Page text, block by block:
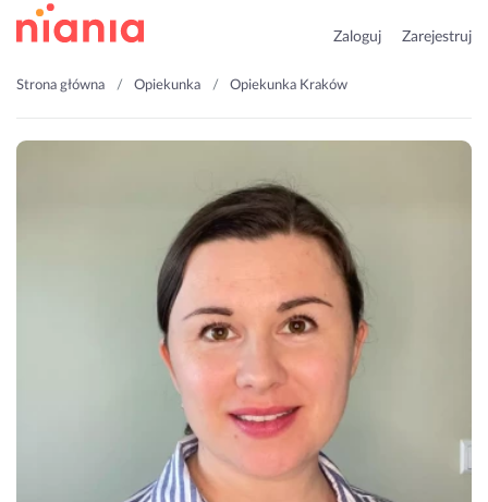
Zaloguj Zarejestruj
Strona główna Opiekunka Opiekunka Kraków